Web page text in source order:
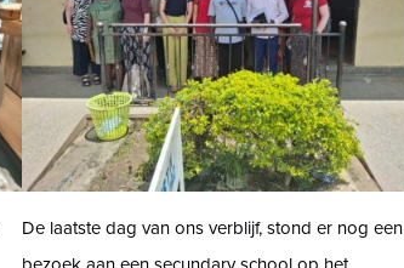
De laatste dag van ons verblijf, stond er nog een